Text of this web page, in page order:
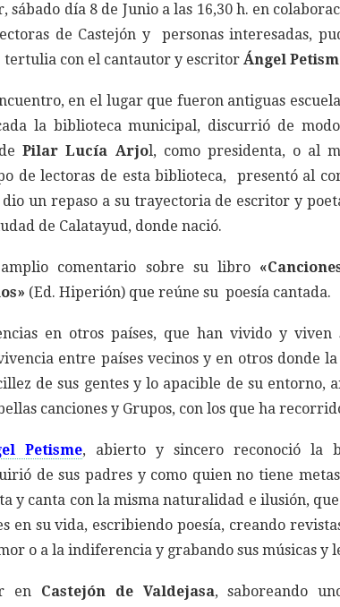
sábado día 8 de Junio a las 16,30 h. en
de Castejón y personas interesadas,
tertulia con el cantautor y escritor Ángel
en el lugar que fueron antiguas
la biblioteca municipal, discurrió de
Pilar Lucía Arjol, como presidenta, o al
de lectoras de esta biblioteca, presentó al
dio un repaso a su trayectoria de escritor y
de Calatayud, donde nació.
comentario sobre su libro
(Ed. Hiperión) que reúne su poesía cantada.
en otros países, que han vivido y viven
entre países vecinos y en otros donde
de sus gentes y lo apacible de su entorno,
canciones y Grupos, con los que ha
Petisme, abierto y sincero reconoció la
de sus padres y como quien no tiene
y canta con la misma naturalidad e ilusión,
en su vida, escribiendo poesía, creando
o a la indiferencia y grabando sus músicas y
en Castejón de Valdejasa, saboreando